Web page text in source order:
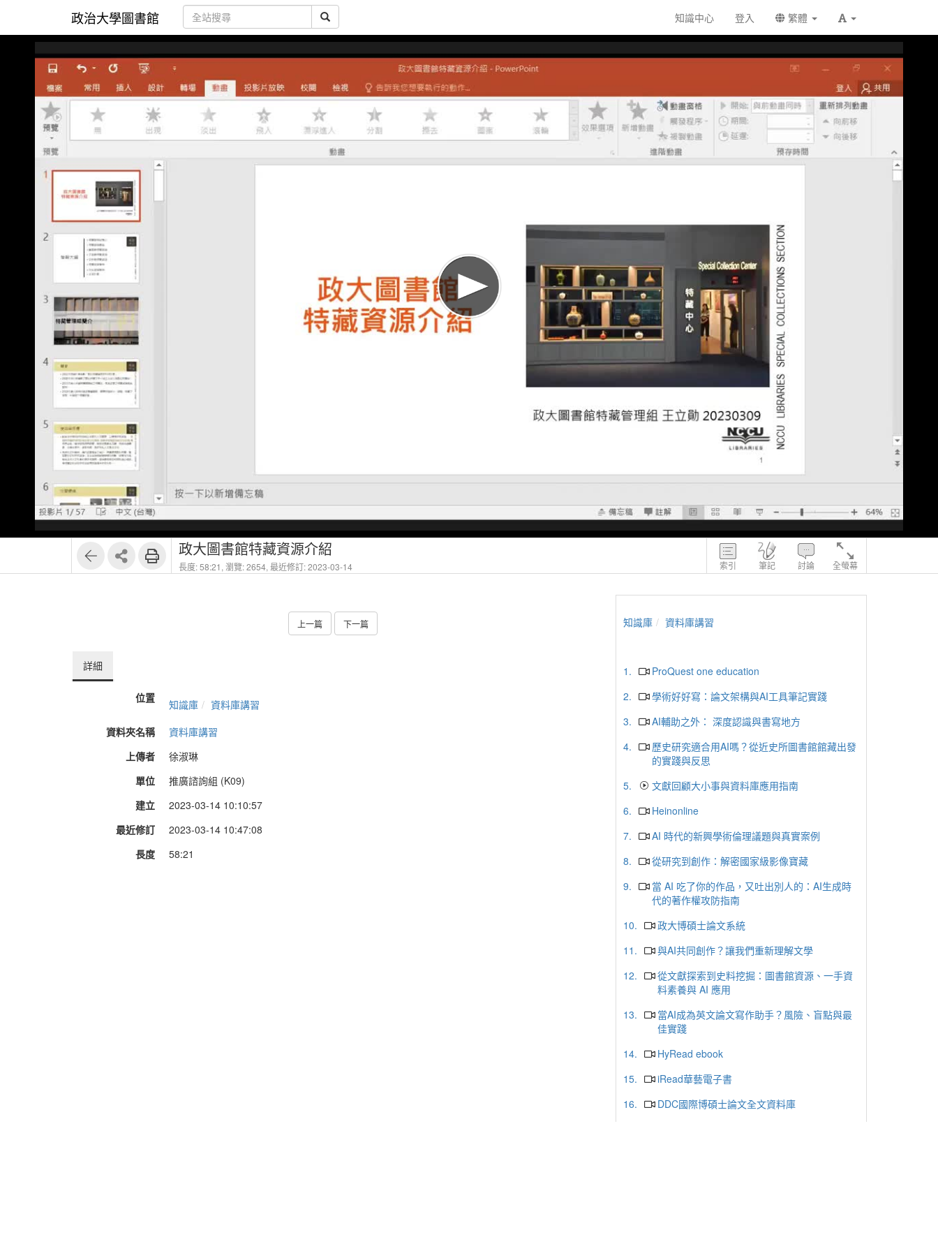
政治大學圖書館 知識中心 登入 繁體
1 9
索引 筆記 討論 全螢幕
政大圖書館特藏資源介紹
長度: 58:21, 瀏覽: 2654, 最近修訂: 2023-03-14
上一篇 下一篇
詳細
位置 知識庫
資料庫講習
資料夾名稱
資料庫講習
上傳者
徐淑琳
單位
推廣諮詢組 (K09)
建立
2023-03-14 10:10:57
最近修訂
2023-03-14 10:47:08
長度
58:21
知識庫 資料庫講習
1.
ProQuest one education
2.
學術好好寫：論文架構與AI工具筆記實踐
3.
AI輔助之外： 深度認識與書寫地方
4.
歷史研究適合用AI嗎？從近史所圖書館館藏出發
的實踐與反思
5.
文獻回顧大小事與資料庫應用指南
6.
Heinonline
7.
AI 時代的新興學術倫理議題與真實案例
8.
從研究到創作：解密國家級影像寶藏
9.
當 AI 吃了你的作品，又吐出別人的：AI生成時
代的著作權攻防指南
10.
政大博碩士論文系統
11.
與AI共同創作？讓我們重新理解文學
12.
從文獻探索到史料挖掘：圖書館資源、一手資
料素養與 AI 應用
13.
當AI成為英文論文寫作助手？風險、盲點與最
佳實踐
14.
HyRead ebook
15.
iRead華藝電子書
16.
DDC國際博碩士論文全文資料庫